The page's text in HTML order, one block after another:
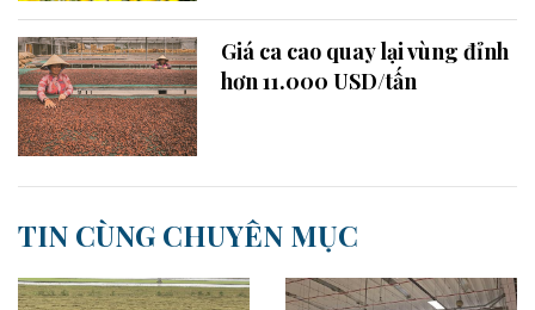
Giá ca cao quay lại vùng đỉnh
hơn 11.000 USD/tấn
TIN CÙNG CHUYÊN MỤC